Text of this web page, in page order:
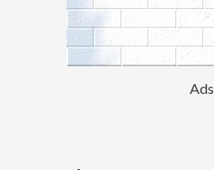
Ads